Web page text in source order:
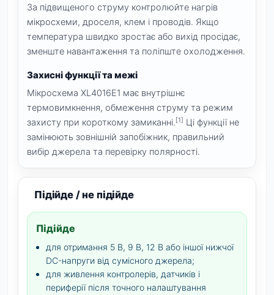
За підвищеного струму контролюйте нагрів
мікросхеми, дроселя, клем і проводів. Якщо
температура швидко зростає або вихід просідає,
зменште навантаження та поліпште охолодження.
Захисні функції та межі
Мікросхема XL4016E1 має внутрішнє
термовимкнення, обмеження струму та режим
захисту при короткому замиканні.[1] Ці функції не
замінюють зовнішній запобіжник, правильний
вибір джерела та перевірку полярності.
Підійде / не підійде
Підійде
для отримання 5 В, 9 В, 12 В або іншої нижчої
DC-напруги від сумісного джерела;
для живлення контролерів, датчиків і
периферії після точного налаштування